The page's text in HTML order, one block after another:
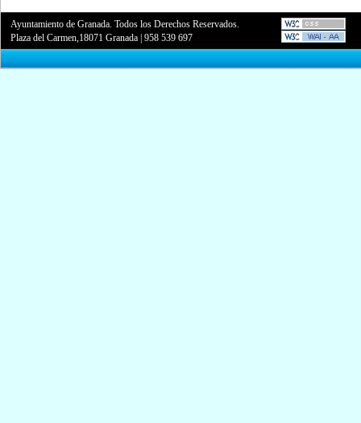
Ayuntamiento de Granada. Todos los Derechos Reservados.
Plaza del Carmen,18071 Granada |958 539 697